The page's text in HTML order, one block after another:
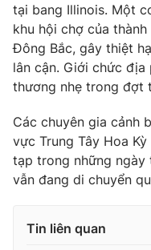
tại bang Illinois. Một
khu hội chợ của
Đông Bắc, gây thiệt
lân cận. Giới chức
thương nhẹ trong đợt
Các chuyên gia cảnh
vực Trung Tây Hoa
tạp trong những ngày
vẫn đang di chuyển
Tin liên quan